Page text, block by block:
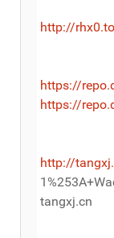
http://
https://
https://
http://
tangxj.cn